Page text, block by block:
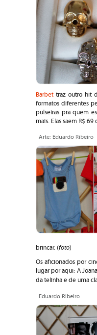
Barbet traz outro hit
formatos diferentes
pulseiras pra quem
mais. Elas saem R$ 69
Arte: Eduardo Ribeiro
brincar. (foto)
Os aficionados por
lugar por aqui: A
da telinha e de uma
Eduardo Ribeiro